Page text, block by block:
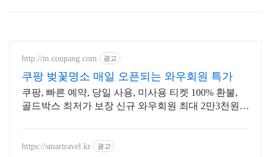
http://m.coupang.com 광고
쿠팡 벚꽃명소 매일 오픈되는 와우회원 특가
쿠팡, 빠른 예약, 당일 사용, 미사용 티켓 100% 환불,
골드박스 최저가 보장 신규 와우회원 최대 2만3천원
https://smartravel.kr 광고